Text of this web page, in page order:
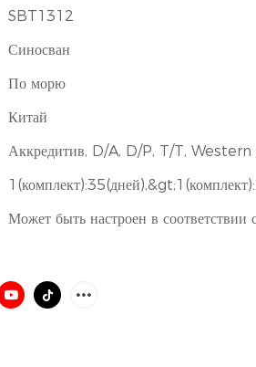
SBT1312
Синосван
По морю
Китай
Аккредитив, D/A, D/P, T/T, Western
Может быть настроен в соответствии